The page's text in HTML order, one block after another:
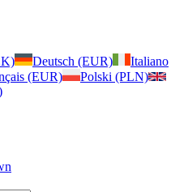
Deutsch (EUR)
Italiano
(EUR)
Polski (PLN)